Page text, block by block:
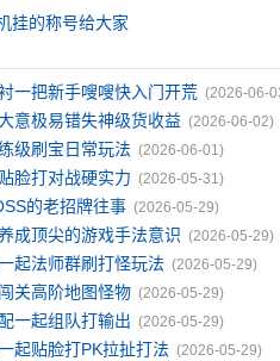
挂的称号给大家
一把新手嗖嗖快入门开荒 (2026-06-
意极易错失神级货收益 (2026-06-02)
级刷宝日常玩法 (2026-06-01)
脸打对战硬实力 (2026-05-31)
的老招牌往事 (2026-05-29)
成顶尖的游戏手法意识 (2026-05-29)
起法师群刷打怪玩法 (2026-05-29)
关高阶地图怪物 (2026-05-29)
一起组队打输出 (2026-05-29)
起贴脸打PK拉扯打法 (2026-05-29)